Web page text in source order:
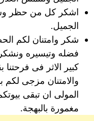
اشكر كل من حظر
الجميل.
شكر وامتنان لكم
فضله وتيسيره
كبير الاثر فى
والامتنان مزجى لكم
المولى ان تبقى
مغمورة بالبهجة.